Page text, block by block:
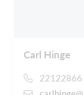
Carl Hinge
22122866